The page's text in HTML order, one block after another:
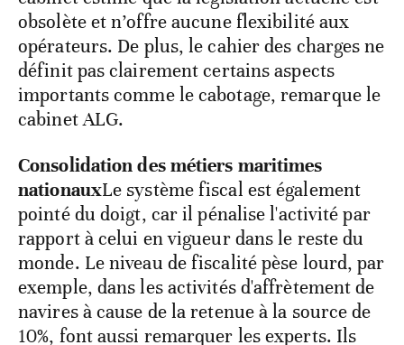
obsolète et n’offre aucune flexibilité aux
opérateurs. De plus, le cahier des charges ne
définit pas clairement certains aspects
importants comme le cabotage, remarque le
cabinet ALG.
Consolidation des métiers maritimes
nationauxLe système fiscal est également
pointé du doigt, car il pénalise l'activité par
rapport à celui en vigueur dans le reste du
monde. Le niveau de fiscalité pèse lourd, par
exemple, dans les activités d'affrètement de
navires à cause de la retenue à la source de
10%, font aussi remarquer les experts. Ils